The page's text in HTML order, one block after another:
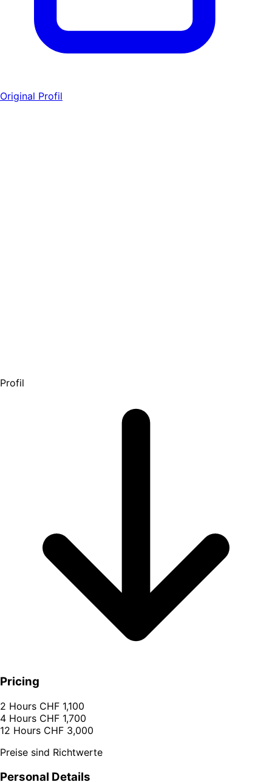
Original Profil
Profil
Pricing
2 Hours CHF 1,100
4 Hours CHF 1,700
12 Hours CHF 3,000
Preise sind Richtwerte
Personal Details